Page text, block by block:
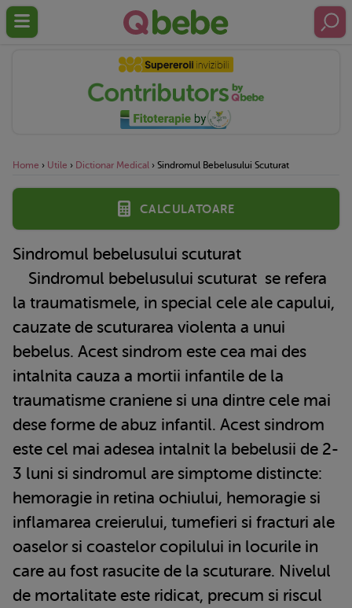
Home › Utile › Dictionar Medical › Sindromul Bebelusului Scuturat
Calculatoare
Sindromul bebelusului scuturat
Sindromul bebelusului scuturat se refera
la traumatismele, in special cele ale capului,
cauzate de scuturarea violenta a unui
bebelus. Acest sindrom este cea mai des
intalnita cauza a mortii infantile de la
traumatisme craniene si una dintre cele mai
dese forme de abuz infantil. Acest sindrom
este cel mai adesea intalnit la bebelusii de 2-
3 luni si sindromul are simptome distincte:
hemoragie in retina ochiului, hemoragie si
inflamarea creierului, tumefieri si fracturi ale
oaselor si coastelor copilului in locurile in
care au fost rasucite de la scuturare. Nivelul
de mortalitate este ridicat, precum si riscul